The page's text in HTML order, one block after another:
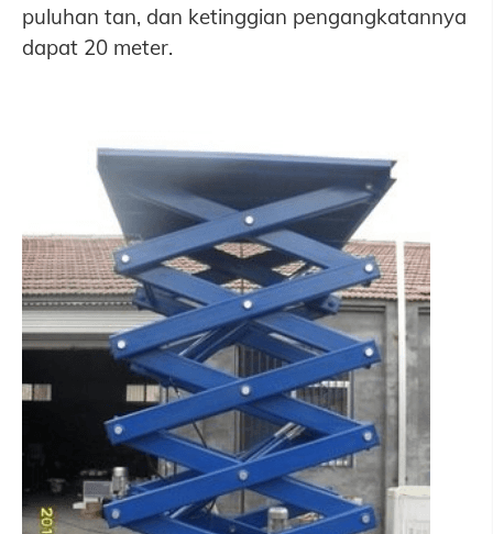
puluhan tan, dan ketinggian pengangkatannya
dapat 20 meter.